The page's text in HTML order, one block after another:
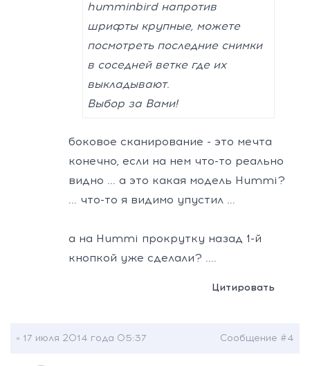
humminbird напротив
шрифты крупные, можете
посмотреть последние снимки
в соседней ветке где их
выкладывают.
Выбор за Вами!
боковое сканирование - это мечта
конечно, если на нем что-то реально
видно ... а это какая модель Hummi?
... что-то я видимо упустил ...
а на Hummi прокрутку назад 1-й
кнопкой уже сделали? ....
Цитировать
» 17 июля 2014 года 05:37 Сообщение #4